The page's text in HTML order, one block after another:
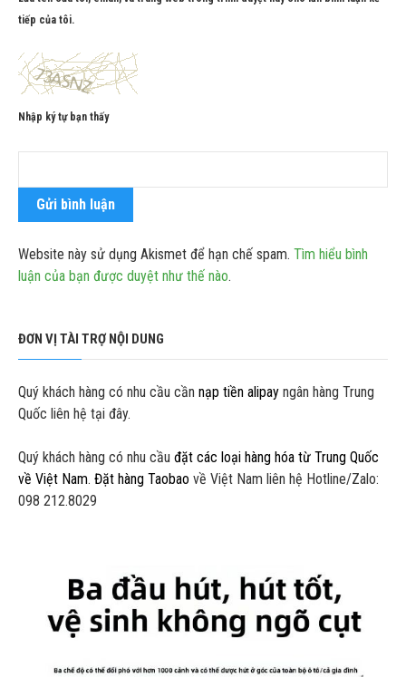
tiếp của tôi.
Nhập ký tự bạn thấy
Website này sử dụng Akismet để hạn chế spam. Tìm hiểu bình
luận của bạn được duyệt như thế nào.
ĐƠN VỊ TÀI TRỢ NỘI DUNG
Quý khách hàng có nhu cầu cần nạp tiền alipay ngân hàng Trung
Quốc liên hệ tại đây.
Quý khách hàng có nhu cầu đặt các loại hàng hóa từ Trung Quốc
về Việt Nam. Đặt hàng Taobao về Việt Nam liên hệ Hotline/Zalo:
098 212.8029